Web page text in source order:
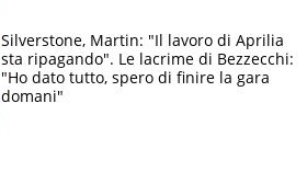
Silverstone, Martin: "Il lavoro di Aprilia
sta ripagando". Le lacrime di Bezzecchi:
"Ho dato tutto, spero di finire la gara
domani"